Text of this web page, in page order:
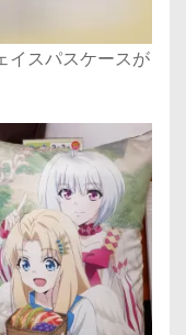
イスパスケースが